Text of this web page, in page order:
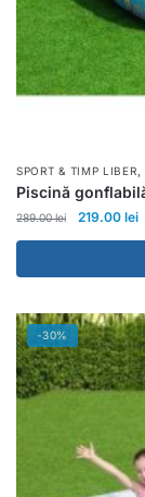
SPORT & TIMP LIBER,
Piscină
289.00lei 219.00 lei
-30%